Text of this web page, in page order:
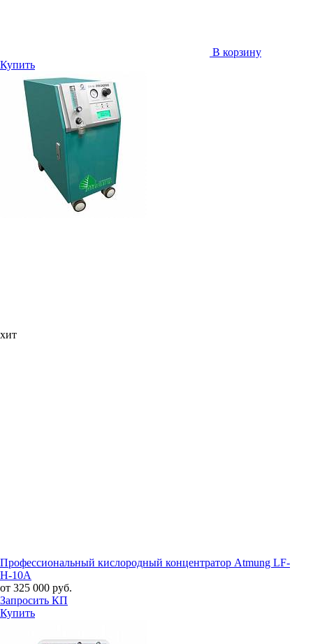
В корзину
Купить
хит
Профессиональный кислородный концентратор Atmung LF-
H-10A
от 325 000 руб.
Запросить КП
Купить